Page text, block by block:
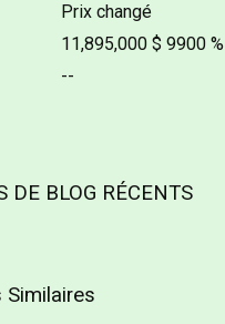
DE BLOG RÉCENTS
Similaires
Prix changé
11,895,000 $ 9900 %
--